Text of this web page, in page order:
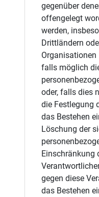
gegenüber
offengelegt
werden,
Drittländern
Organisationen
falls möglich
oder, falls dies
die Festlegung
das Bestehen
Löschung der
Einschränkung
gegen diese
das Bestehen